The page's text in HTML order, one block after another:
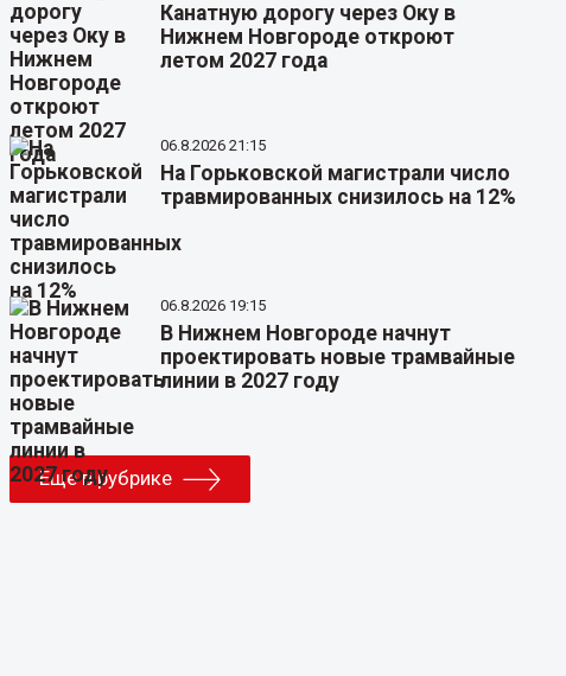
Канатную дорогу через Оку в
Нижнем Новгороде откроют
летом 2027 года
06.8.2026 21:15
На Горьковской магистрали число
травмированных снизилось на 12%
06.8.2026 19:15
В Нижнем Новгороде начнут
проектировать новые трамвайные
линии в 2027 году
Еще в рубрике